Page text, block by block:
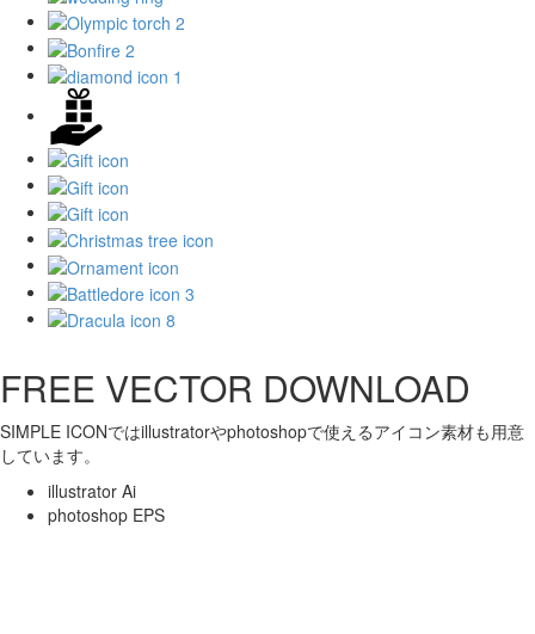
FREE VECTOR DOWNLOAD
SIMPLE ICONではillustratorやphotoshopで使えるアイコン素材も用意
しています。
illustrator Ai
photoshop EPS